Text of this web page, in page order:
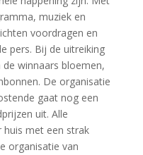
muziek en
voordragen en
pers. Bij de uitreiking
winnaars bloemen,
De organisatie
gaat nog een
uit. Alle
huis met een strak
organisatie van